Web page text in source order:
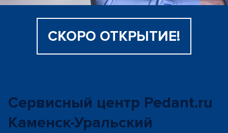
СКОРО ОТКРЫТИЕ!
Сервисный центр Pedant.ru
Каменск-Уральский